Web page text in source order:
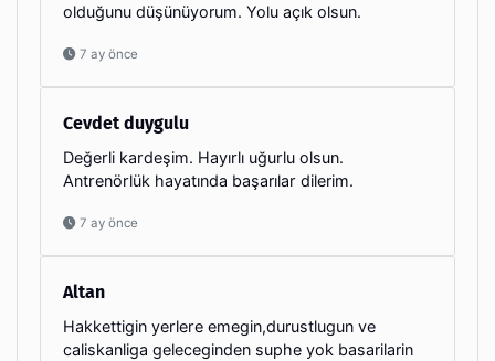
olduğunu düşünüyorum. Yolu açık olsun.
7 ay önce
Cevdet duygulu
Değerli kardeşim. Hayırlı uğurlu olsun.
Antrenörlük hayatında başarılar dilerim.
7 ay önce
Altan
Hakkettigin yerlere emegin,durustlugun ve
caliskanliga geleceginden suphe yok basarilarin